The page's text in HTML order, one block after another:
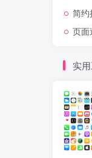
简约
页面
实